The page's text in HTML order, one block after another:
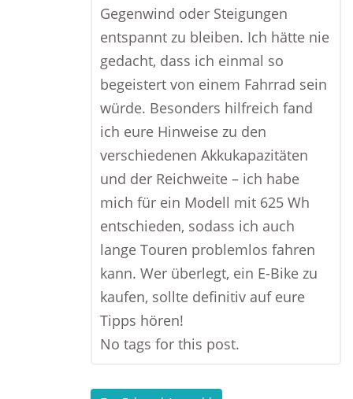
Gegenwind oder Steigungen
entspannt zu bleiben. Ich hätte nie
gedacht, dass ich einmal so
begeistert von einem Fahrrad sein
würde. Besonders hilfreich fand
ich eure Hinweise zu den
verschiedenen Akkukapazitäten
und der Reichweite – ich habe
mich für ein Modell mit 625 Wh
entschieden, sodass ich auch
lange Touren problemlos fahren
kann. Wer überlegt, ein E-Bike zu
kaufen, sollte definitiv auf eure
Tipps hören!
No tags for this post.